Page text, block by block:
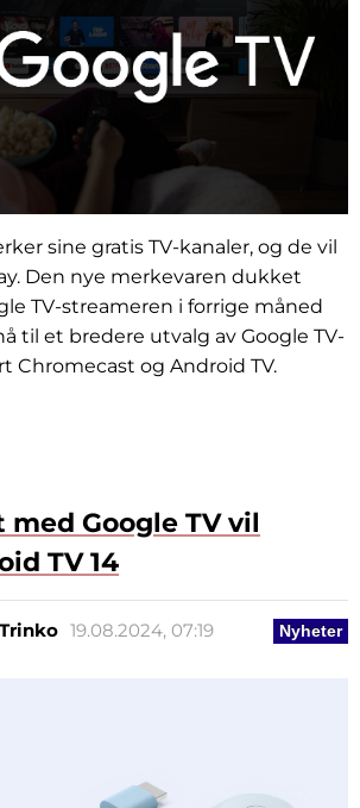
sine gratis TV-kanaler, og de vil
Den nye merkevaren dukket
TV-streameren i forrige måned
til et bredere utvalg av Google TV-
Chromecast og Android TV.
med Google TV vil
TV 14
Nyheter
19.08.2024, 07:19